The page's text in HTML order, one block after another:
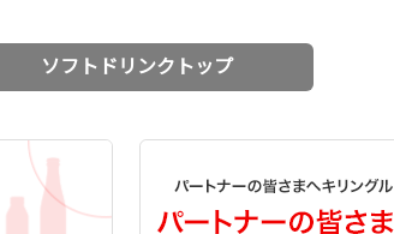
ソフトドリンクトップ